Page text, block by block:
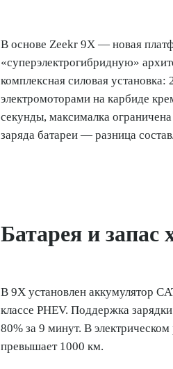
В основе Zeekr 9X — новая
«суперэлектрогибридную»
комплексная силовая
электромоторами на карбиде
секунды, максималка
заряда батареи — разница
Батарея и запас
В 9X установлен аккумулятор
классе PHEV. Поддержка
80% за 9 минут. В
превышает 1000 км.